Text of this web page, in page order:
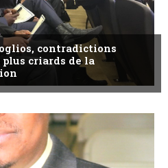
contradictions
criards de la